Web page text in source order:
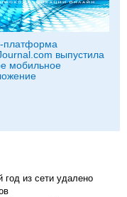
платформа
выпустила
мобильное
год из сети удалено